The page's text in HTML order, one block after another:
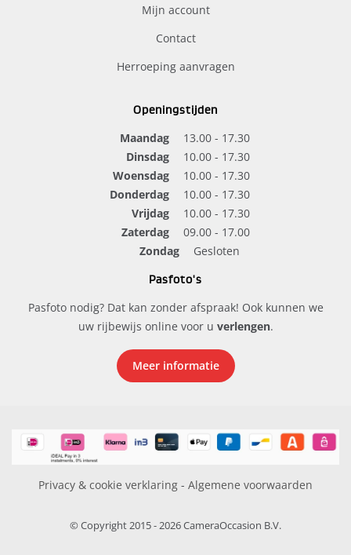
Mijn account
Contact
Herroeping aanvragen
Openingstijden
Maandag
13.00 - 17.30
Dinsdag
10.00 - 17.30
Woensdag
10.00 - 17.30
Donderdag
10.00 - 17.30
Vrijdag
10.00 - 17.30
Zaterdag
09.00 - 17.00
Zondag
Gesloten
Pasfoto's
Pasfoto nodig? Dat kan zonder afspraak! Ook kunnen we
uw rijbewijs online voor u verlengen.
Meer informatie
Privacy & cookie verklaring - Algemene voorwaarden
© Copyright 2015 - 2026 CameraOccasion B.V.